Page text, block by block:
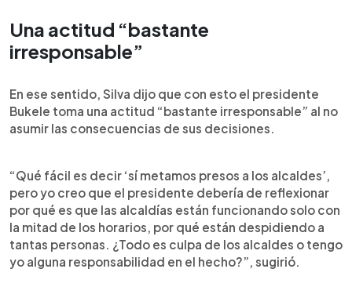
Una actitud “bastante
irresponsable”
En ese sentido, Silva dijo que con esto el presidente
Bukele toma una actitud “bastante irresponsable” al no
asumir las consecuencias de sus decisiones.
“Qué fácil es decir ‘sí metamos presos a los alcaldes’,
pero yo creo que el presidente debería de reflexionar
por qué es que las alcaldías están funcionando solo con
la mitad de los horarios, por qué están despidiendo a
tantas personas. ¿Todo es culpa de los alcaldes o tengo
yo alguna responsabilidad en el hecho?”, sugirió.